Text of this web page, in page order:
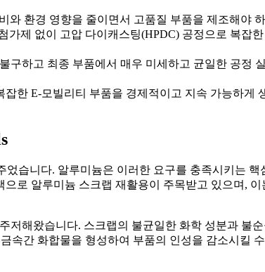
환경 영향을 줄이면서 고품질 부품을 제조해야
제 없이 고압 다이캐스팅(HPDC) 공정으로 복잡
하고 최종 부품에서 매우 미세하고 균일한 공정
한 E-모빌리티 부품을 경제적이고 지속 가능하게
습니다. 알루미늄은 이러한 요구를 충족시키는 핵
로 알루미늄 스크랩 재활용이 주목받고 있으며,
해왔습니다. 스크랩의 불균일한 화학 성분과 불
속간 화합물을 형성하여 부품의 인성을 감소시킬